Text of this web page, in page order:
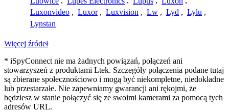
Luxonvideo , Luxor , Luxvision , Lw , Lyd , Lylu ,
Lynstan
Więcej źródeł
* iSpyConnect nie ma żadnych powiązań, połączeń ani
stowarzyszeń z produktami Ltek. Szczegóły połączenia podane tutaj
są zbierane społecznościowo i mogą być niekompletne, niedokładne
lub przestarzałe. Nie zapewniamy gwarancji ani rękojmi, że
będziesz w stanie połączyć się ze swoimi kamerami za pomocą tych
adresów URL.